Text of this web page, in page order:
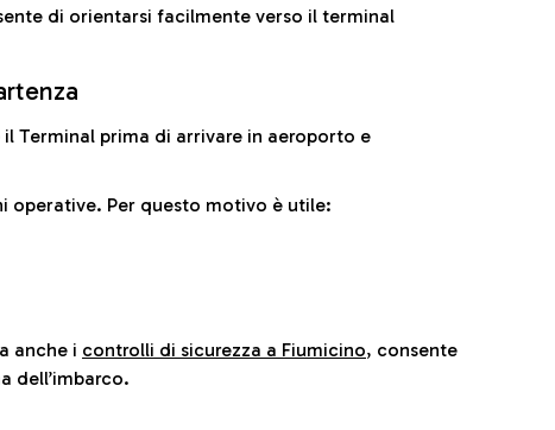
di orientarsi facilmente verso il terminal
Terminal prima di arrivare in aeroporto e
operative. Per questo motivo è utile:
anche i controlli di sicurezza a Fiumicino, consente
dell’imbarco.